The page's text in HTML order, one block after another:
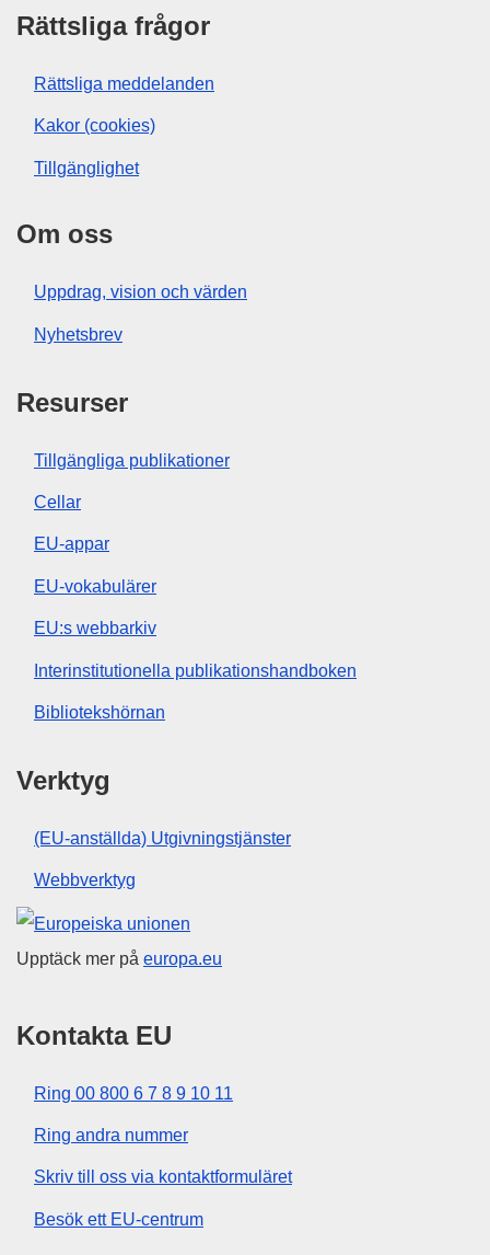
Rättsliga frågor
Rättsliga meddelanden
Kakor (cookies)
Tillgänglighet
Om oss
Uppdrag, vision och värden
Nyhetsbrev
Resurser
Tillgängliga publikationer
Cellar
EU-appar
EU-vokabulärer
EU:s webbarkiv
Interinstitutionella publikationshandboken
Bibliotekshörnan
Verktyg
(EU-anställda) Utgivningstjänster
Webbverktyg
Europeiska unionen
Upptäck mer på europa.eu
Kontakta EU
Ring 00 800 6 7 8 9 10 11
Ring andra nummer
Skriv till oss via kontaktformuläret
Besök ett EU-centrum